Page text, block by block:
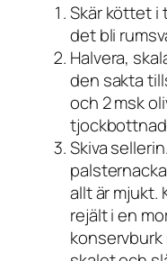
Skär köttet i
det bli
Halvera,
den sakta
och 2 msk
Skiva
allt är mjukt.
rejält i en
konservburk